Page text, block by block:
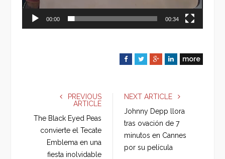
00:00 00:34
F
e
o
k
T
e
r
G
g
e
+
L
n
more
PREVIOUS
ARTICLE
The Black Eyed Peas
convierte el Tecate
Emblema en una
fiesta inolvidable
NEXT ARTICLE
Johnny Depp llora
tras ovación de 7
minutos en Cannes
por su película